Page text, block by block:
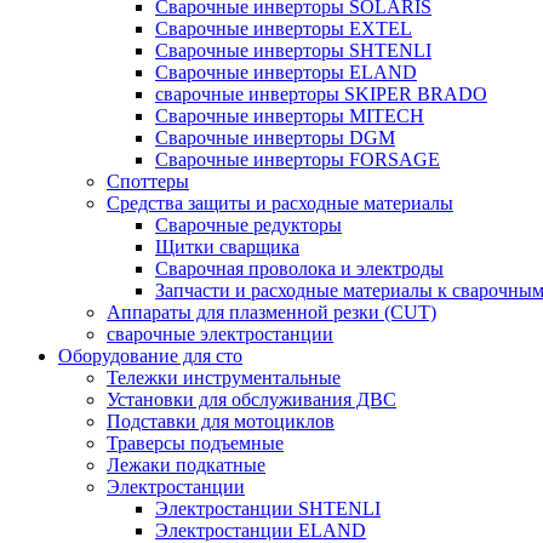
Сварочные инверторы SOLARIS
Сварочные инверторы EXTEL
Сварочные инверторы SHTENLI
Cварочные инверторы ELAND
сварочные инверторы SKIPER BRADO
Сварочные инверторы MITECH
Сварочные инверторы DGM
Сварочные инверторы FORSAGE
Споттеры
Средства защиты и расходные материалы
Сварочные редукторы
Щитки сварщика
Сварочная проволока и электроды
Запчасти и расходные материалы к
Аппараты для плазменной резки (CUT)
сварочные электростанции
Оборудование для сто
Тележки инструментальные
Установки для обслуживания ДВС
Подставки для мотоциклов
Траверсы подъемные
Лежаки подкатные
Электростанции
Электростанции SHTENLI
Электростанции ELAND